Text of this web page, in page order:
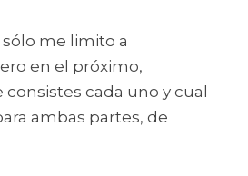
me limito a
en el próximo,
cada uno y cual
ambas partes, de